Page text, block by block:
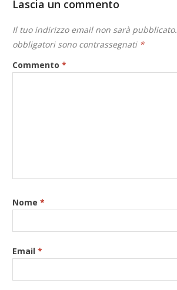
Lascia un commento
Il tuo indirizzo email non sarà pubblicato.
obbligatori sono contrassegnati *
Commento*
Nome*
Email*